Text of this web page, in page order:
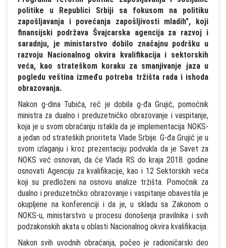
politike u Republici Srbiji sa fokusom na politiku
zapošljavanja i povećanja zapošljivosti mladih”, koji
finansijski podržava Švajcarska agencija za razvoj i
saradnju, je ministarstvo dobilo značajnu podršku u
razvoju Nacionalnog okvira kvalifikacija i sektorskih
veća, kao strateškom koraku za smanjivanje jaza u
pogledu veština između potreba tržišta rada i ishoda
obrazovanja.
Nakon g-dina Tubića, reč je dobila g-đa Grujić, pomoćnik
ministra za dualno i preduzetničko obrazovanje i vaspitanje,
koja je u svom obraćanju istakla da je implementacija NOKS-
a jedan od strateških prioriteta Vlade Srbije. G-đa Grujić je u
svom izlaganju i kroz prezentaciju podvukla da je Savet za
NOKS već osnovan, da će Vlada RS do kraja 2018. godine
osnovati Agenciju za kvalifikacije, kao i 12 Sektorskih veća
koji su predloženi na osnovu analize tržišta. Pomoćnik za
dualno i preduzetnčko obrazovanje i vaspitanje obavestila je
okupljene na konferenciji i da je, u skladu sa Zakonom o
NOKS-u, ministarstvo u procesu donošenja pravilnika i svih
podzakonskih akata u oblasti Nacionalnog okvira kvalifikacija.
Nakon svih uvodnih obraćanja, počeo je radioničarski deo